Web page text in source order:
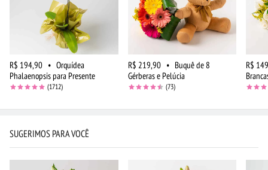
R$ 194,90 • Orquídea
Phalaenopsis para Presente
(1712)
R$ 219,90 • Buquê de 8
Gérberas e Pelúcia
(73)
R$
SUGERIMOS PARA VOCÊ